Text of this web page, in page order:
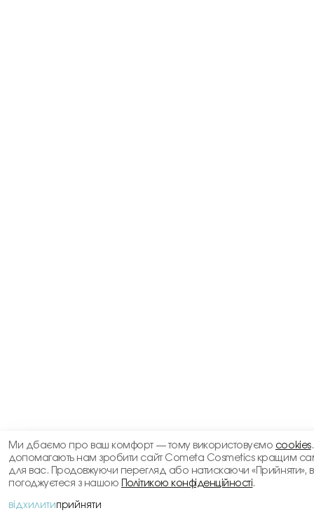
Ми дбаємо про ваш комфорт — тому використовуємо cookies
допомагають нам зробити сайт Cometa Cosmetics кращим
для вас. Продовжуючи перегляд або натискаючи «Прийняти»,
погоджуєтеся з нашою
Політикою конфіденційності.
відхилитиприйняти